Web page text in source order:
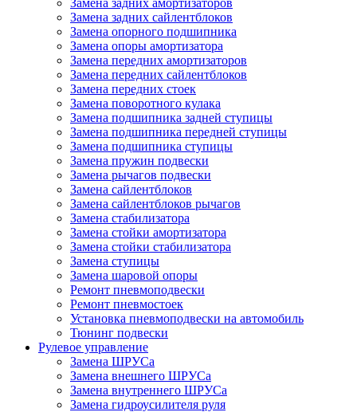
Замена задних сайлентблоков
Замена опорного подшипника
Замена опоры амортизатора
Замена передних амортизаторов
Замена передних сайлентблоков
Замена передних стоек
Замена поворотного кулака
Замена подшипника задней ступицы
Замена подшипника передней ступицы
Замена подшипника ступицы
Замена пружин подвески
Замена рычагов подвески
Замена сайлентблоков
Замена сайлентблоков рычагов
Замена стабилизатора
Замена стойки амортизатора
Замена стойки стабилизатора
Замена ступицы
Замена шаровой опоры
Ремонт пневмоподвески
Ремонт пневмостоек
Установка пневмоподвески на автомобиль
Тюнинг подвески
Рулевое управление
Замена ШРУСа
Замена внешнего ШРУСа
Замена внутреннего ШРУСа
Замена гидроусилителя руля